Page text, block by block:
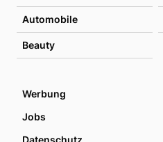
Automobile
Beauty
Werbung
Jobs
Datenschutz